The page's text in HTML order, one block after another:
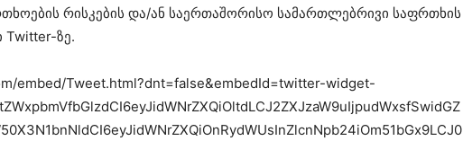
რისკების და/ან საერთაშორისო სამართლებრივი საფრთხის
Twitter-ზე.
embed/Tweet.html?dnt=false&embedId=twitter-widget-